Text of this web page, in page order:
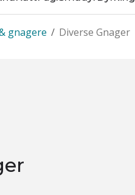
/
gnagere Diverse Gnager